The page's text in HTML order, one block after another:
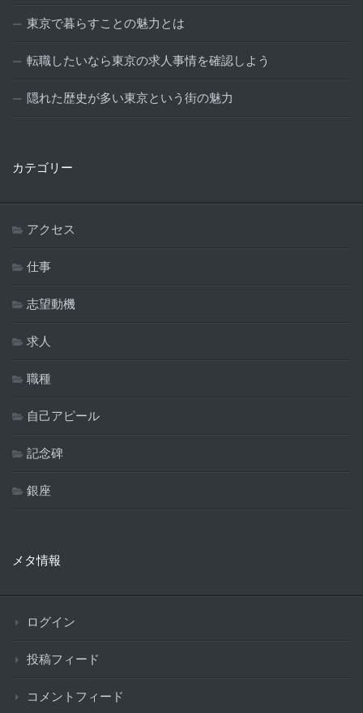
東京で暮らすことの魅力とは
転職したいなら東京の求人事情を確認しよう
隠れた歴史が多い東京という街の魅力
カテゴリー
アクセス
仕事
志望動機
求人
職種
自己アピール
記念碑
銀座
メタ情報
ログイン
投稿フィード
コメントフィード